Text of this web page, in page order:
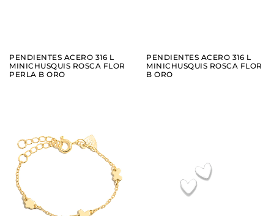
PENDIENTES ACERO 316 L
MINICHUSQUIS ROSCA FLOR
PERLA B ORO
PENDIENTES ACERO 316 L
MINICHUSQUIS ROSCA FLOR
B ORO
VER AÑADIR